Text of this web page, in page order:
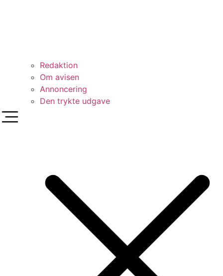
Redaktion
Om avisen
Annoncering
Den trykte udgave